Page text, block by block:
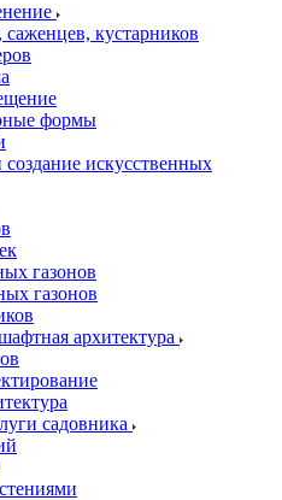
кустарников
формы
искусственных
газонов
газонов
архитектура
садовника